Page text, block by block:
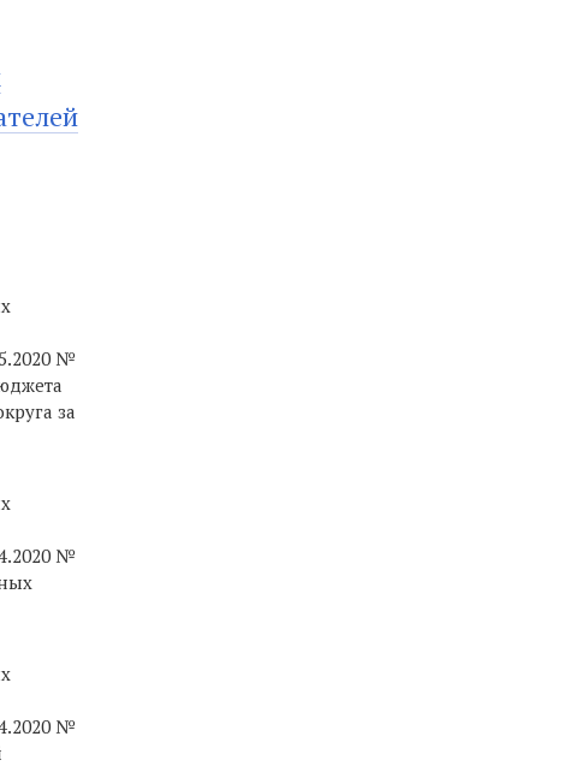
№
за
№
№